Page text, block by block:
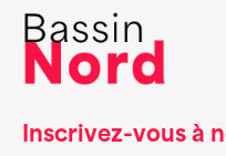
Inscrivez-vous à